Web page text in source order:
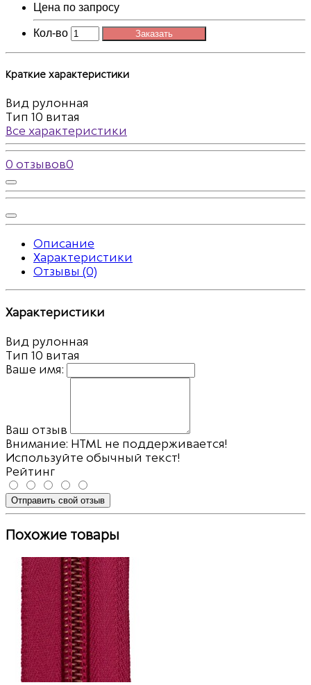
Цена по запросу
Кол-во Заказать
Краткие характеристики
Вид рулонная
Тип 10 витая
Все характеристики
0 отзывов0
Описание
Характеристики
Отзывы (0)
Характеристики
Вид рулонная
Тип 10 витая
Ваше имя:
Ваш отзыв
Внимание: HTML не поддерживается!
Используйте обычный текст!
Рейтинг
Отправить свой отзыв
Похожие товары